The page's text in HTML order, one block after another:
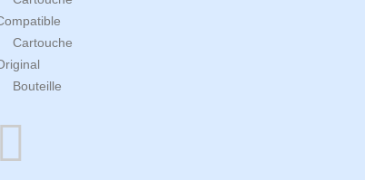
Cartouche
Bouteille